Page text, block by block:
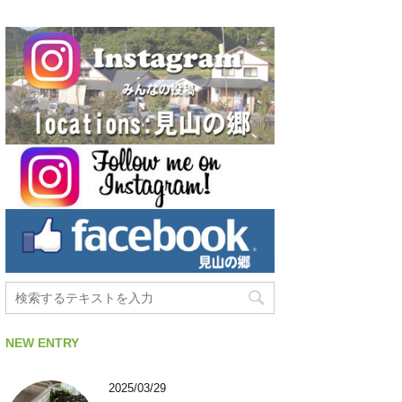
NEW ENTRY
2025/03/29